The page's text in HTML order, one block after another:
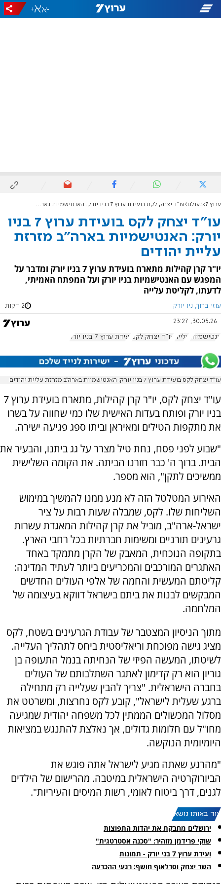
-
+
ערוץ 7 בעולם עו"ד יצחק לקס בועידת ערוץ 7 בניו יורק: האנטישמיות בארה"ב מזרזת עליית יהודים
עו"ד יצחק לקס בועידת ערוץ 7 בניו
יורק: האנטישמיות בארה"ב מזרזת
עליית יהודים
יו"ר קרן קהילות מתארח בועידת ערוץ 7 בניו יורק ומדבר על
המפגש עם האנטישמיות בניו יורק ועל המפתח האמיתי,
לדעתו, לקליטת עלייה
עוזי ברוך, ניו יורק 2 דקות
30.05.26, 23:27
אנטישמיות עלייה עו"ד יצחק לקס ועידת ערוץ 7 בניו יורק
עו"ד יצחק לקס בועידת ערוץ 7 בניו יורק: האנטישמיות בארה"ב מזרזת עליית יהודים
עו"ד יצחק לקס, יו"ר קרן קהילות, מתארח בועידת ערוץ 7
בניו יורק ופותח בעדות האישית שלו כמי שחווה על בשרו
את מתקפות הטילים ומאיראן וביתו ספג פגיעה ישירה.
"שבוע לפני פסח, נחת טיל מצרר על גג ביתנו, והבעיר את
הבית. ברוך ה' כבר חזרנו הביתה. את הקומה השלישית
ממשיכים לתקן", הוא מספר.
האירוע המטלטל הזה לא מנע ממנו להמשיך במימוש
השליחות שלו. לקס, שמבלה שעות רבות על ציר
ישראל-ארה"ב, מוביל את קרן קהילות המאגדת עשרות
גרעינים תורניים ומשימות חברתיות בכל רחבי הארץ.
בתקופה הנוכחית, המאבק של הקרן מתמקד באחד
האתגרים המורכבים והמכריעים ביותר לעתיד המדינה:
קליטתם המעשית והחמה של אלפי העולים החדשים
המבקשים לבנות את ביתם בישראל דווקא בעיצומה של
המלחמה.
מתוך הניסיון המצטבר של עבודת הגרעינים בשטח, לקס
מציג גישה מפוכחת וריאליסטית ביחס לתהליך העלייה.
לשיטתו, המעשה הפיזי של הנחיתה בנמל התעופה בן
גוריון הוא רק קדימון לאתגר השתלבותם של העולים
בחברה הישראלית. "צריך להבין שעלייה רק מתחילה
ברגע שעלית לישראל", קובע לקס נחרצות, ומשרטט את
מסלול המכשולים הממתין לכל משפחה יהודית שמגיעה
מחו"ל עם חלומות גדולים, אך נאלצת להתנגש במציאות
היומיומית הנוקשה.
"מהרגע שאתה מגיע לישראל אתה פוגש את
הביורוקרטיה הישראלית במיטבה. מהרישום של הילדים
לגנים, דרך ביטוח לאומי, רשות המיסים והעיריות".
עוד באותו נושא:
ירושלים מחבקת את יהדות התפוצות
שוקי פרידמן מזהיר: "סכנה אסטרטגית"
ועידת ערוץ 7 בני יורק - תמונות
השר יצחק וסרלאוף חושף: רגעי ההכרעה